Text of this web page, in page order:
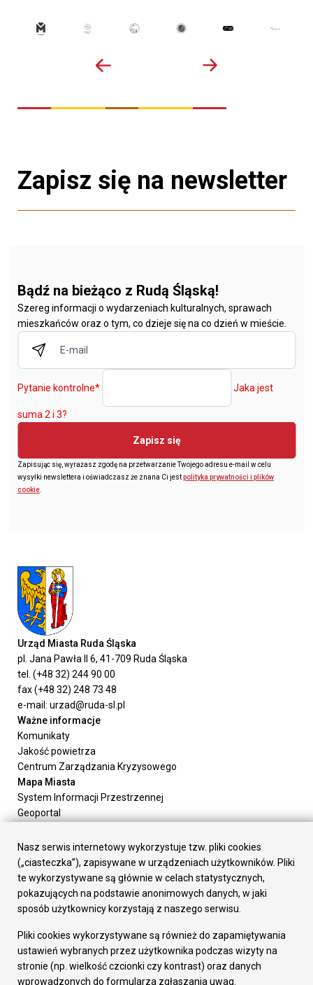
Zapisz się na newsletter
Bądź na bieżąco z Rudą Śląską!
Szereg informacji o wydarzeniach kulturalnych, sprawach
mieszkańców oraz o tym, co dzieje się na co dzień w mieście.
Pytanie kontrolne* Jaka jest
suma 2 i 3?
Zapisz się
Zapisując się, wyrażasz zgodę na przetwarzanie Twojego adresu e-mail w celu
wysyłki newslettera i oświadczasz że znana Ci jestpolityka prywatności i plików
cookie
Urząd Miasta Ruda Śląska
pl. Jana Pawła II 6, 41-709 Ruda Śląska
tel. (+48 32) 244 90 00
fax (+48 32) 248 73 48
e-mail: urzad@ruda-sl.pl
Ważne informacje
Komunikaty
Jakość powietrza
Centrum Zarządzania Kryzysowego
Mapa Miasta
System Informacji Przestrzennej
Geoportal
Załatw sprawę
Prezydent Miasta
Rada Miasta
Wydziały
Elektroniczna Skrzynka Podawcza
Gospodarka
Fundusze europejskie
Środki krajowe
Oferty inwestycyjne
Nasz serwis internetowy wykorzystuje tzw. pliki cookies
(„ciasteczka”), zapisywane w urządzeniach użytkowników. Pliki
te wykorzystywane są głównie w celach statystycznych,
pokazujących na podstawie anonimowych danych, w jaki
sposób użytkownicy korzystają z naszego serwisu.
Pliki cookies wykorzystywane są również do zapamiętywania
ustawień wybranych przez użytkownika podczas wizyty na
stronie (np. wielkość czcionki czy kontrast) oraz danych
wprowadzonych do formularza zgłaszania uwag.